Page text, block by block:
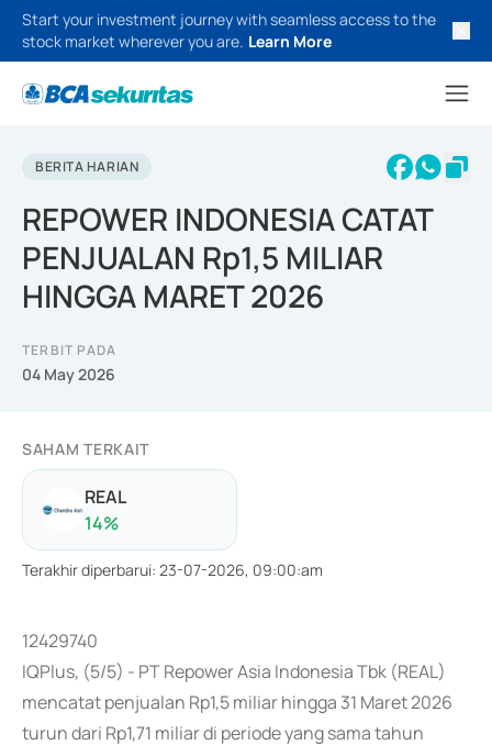
Start your investment journey with seamless access to the
stock market wherever you are. Learn More
BERITA HARIAN
REPOWER INDONESIA CATAT
PENJUALAN Rp1,5 MILIAR
HINGGA MARET 2026
TERBIT PADA
04 May 2026
SAHAM TERKAIT
REAL
14%
Terakhir diperbarui: 23-07-2026, 09:00:am
12429740
IQPlus, (5/5) - PT Repower Asia Indonesia Tbk (REAL)
mencatat penjualan Rp1,5 miliar hingga 31 Maret 2026
turun dari Rp1,71 miliar di periode yang sama tahun